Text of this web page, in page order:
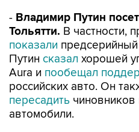
- Владимир Путин
Тольятти. В частности,
показали
Путин сказал хорошей
Aura и пообещал
российских авто. Он
пересадить чиновников
автомобили.